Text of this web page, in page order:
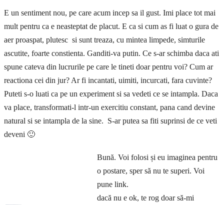
E un sentiment nou, pe care acum incep sa il gust. Imi place tot mai
mult pentru ca e neasteptat de placut. E ca si cum as fi luat o gura de
aer proaspat, plutesc si sunt treaza, cu mintea limpede, simturile
ascutite, foarte constienta. Ganditi-va putin. Ce s-ar schimba daca ati
spune cateva din lucrurile pe care le tineti doar pentru voi? Cum ar
reactiona cei din jur? Ar fi incantati, uimiti, incurcati, fara cuvinte?
Puteti s-o luati ca pe un experiment si sa vedeti ce se intampla. Daca
va place, transformati-l intr-un exercitiu constant, pana cand devine
natural si se intampla de la sine. S-ar putea sa fiti suprinsi de ce veti
deveni 🙂
Bună. Voi folosi și eu imaginea pentru
o postare, sper să nu te superi. Voi
pune link.
dacă nu e ok, te rog doar să-mi